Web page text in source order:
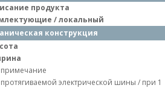
продукта
/ локальный
конструкция
примечание
протягиваемой электрической шины / при 1